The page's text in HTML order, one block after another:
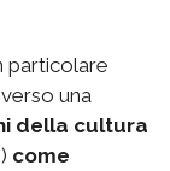
particolare
una
della cultura
come